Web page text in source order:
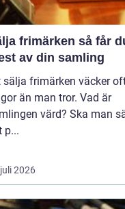
frimärken så får du ut
av din samling
sälja frimärken väcker
än man tror. Vad är
värd? Ska man
p...
2026